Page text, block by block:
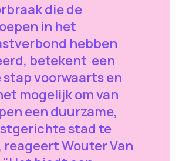
die de
in het
hebben
betekent een
stap voorwaarts en
mogelijk om van
een duurzame,
stad te
reageert Wouter Van